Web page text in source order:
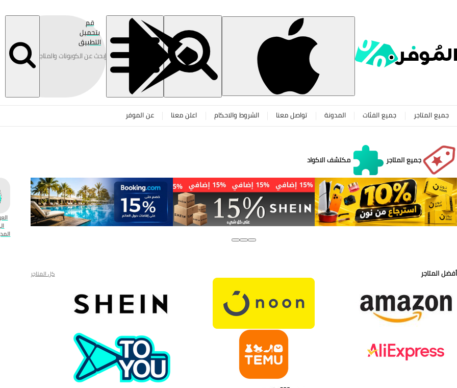
قم
بتحميل
التطبيق
جميع المتاجر جميع الفئات المدونة تواصل معنا الشروط والاحكام اعلن معنا عن الموفر
جميع المتاجر مكتشف الاكواد
أفضل المتاجر كل المتاجر